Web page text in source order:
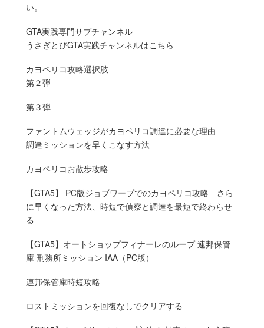
い。
GTA実践専門サブチャンネル
うさぎとびGTA実践チャンネルはこちら
カヨペリコ攻略選択肢
第２弾
第３弾
ファントムウェッジがカヨペリコ調達に必要な理由
調達ミッションを早くこなす方法
カヨペリコお散歩攻略
【GTA5】 PC版ジョブワープでのカヨペリコ攻略 さら
に早くなった方法、時短で偵察と調達を最短で終わらせ
る
【GTA5】オートショップフィナーレのループ 連邦保管
庫 刑務所ミッション IAA（PC版）
連邦保管庫時短攻略
ロストミッションを回復なしでクリアする